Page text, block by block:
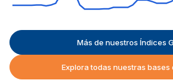
Más de nuestros Índices
Explora todas nuestras bases